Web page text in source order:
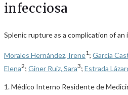
infecciosa
Splenic rupture as a complication of
Morales Hernández, Irene1 ; García
Elena2; Giner Ruiz, Sara3; Estrada
1. Médico Interno Residente de